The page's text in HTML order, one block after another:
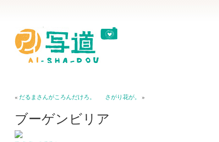
«だるまさんがころんだけろ。 さがり花が。 »
ブーゲンビリア